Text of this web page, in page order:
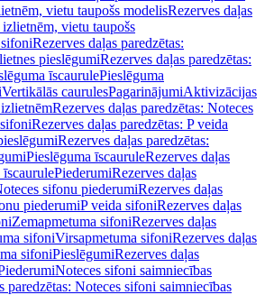
vietu taupošs modelisRezerves daļas
vietu taupošs
Rezerves daļas paredzētas:
pieslēgumiRezerves daļas paredzētas:
īscaurulePieslēguma
Vertikālās caurulesPagarinājumiAktivizācijas
Rezerves daļas paredzētas: Noteces
Rezerves daļas paredzētas: P veida
Rezerves daļas paredzētas:
Pieslēguma īscauruleRezerves daļas
īscaurulePiederumiRezerves daļas
sifonu piederumiRezerves daļas
piederumiP veida sifoniRezerves daļas
Zemapmetuma sifoniRezerves daļas
sifoniVirsapmetuma sifoniRezerves daļas
sifoniPieslēgumiRezerves daļas
Noteces sifoni saimniecības
paredzētas: Noteces sifoni saimniecības